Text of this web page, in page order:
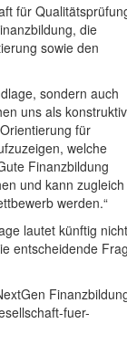
für
die
sowie den
sondern auch
uns als
für
welche
Finanzbildung
und kann zugleich
werden.“
lautet künftig nicht
entscheidende
fuer-